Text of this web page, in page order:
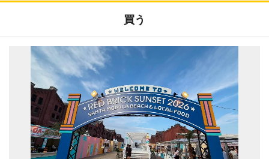
買う